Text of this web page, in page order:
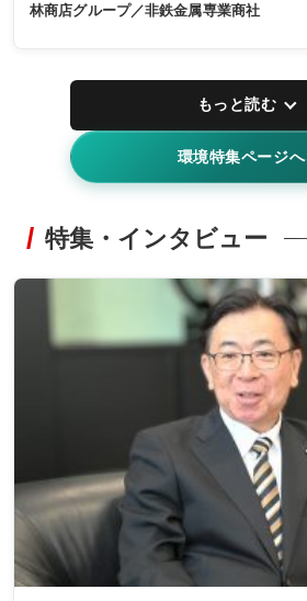
林商店グループ／非鉄金属専業商社
もっと読む
環境特集ページへ
特集・インタビュー